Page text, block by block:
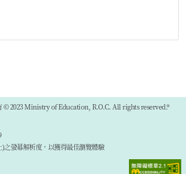
© 2023 Ministry of Education, R.O.C. All rights reserved.®
之螢幕解析度，以獲得最佳瀏覽體驗